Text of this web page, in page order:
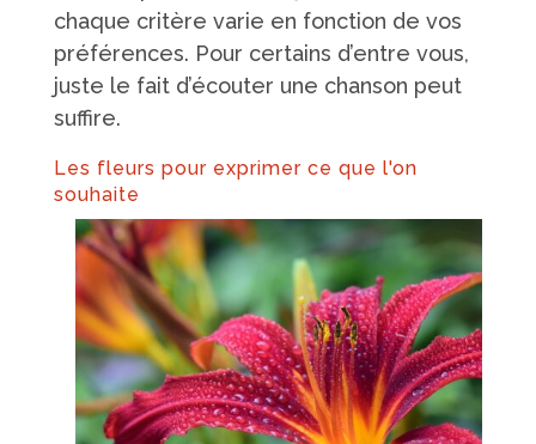
chaque critère varie en fonction de vos
préférences. Pour certains d’entre vous,
juste le fait d’écouter une chanson peut
suffire.
Les fleurs pour exprimer ce que l'on
souhaite